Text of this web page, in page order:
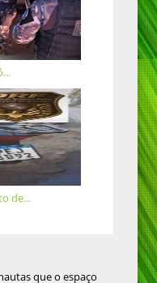
de...
que o espaço